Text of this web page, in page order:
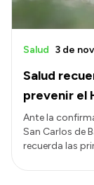
Salud
prevenir el
Salud 3 de
Ante la
San Carlos de
recuerda las